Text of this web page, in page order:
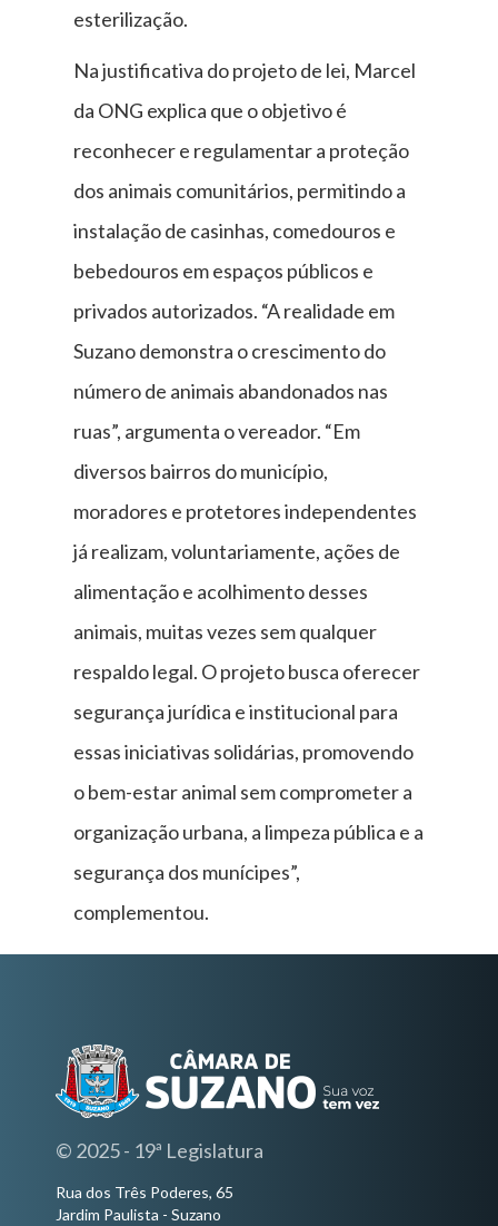
esterilização.
Na justificativa do projeto de lei, Marcel
da ONG explica que o objetivo é
reconhecer e regulamentar a proteção
dos animais comunitários, permitindo a
instalação de casinhas, comedouros e
bebedouros em espaços públicos e
privados autorizados. “A realidade em
Suzano demonstra o crescimento do
número de animais abandonados nas
ruas”, argumenta o vereador. “Em
diversos bairros do município,
moradores e protetores independentes
já realizam, voluntariamente, ações de
alimentação e acolhimento desses
animais, muitas vezes sem qualquer
respaldo legal. O projeto busca oferecer
segurança jurídica e institucional para
essas iniciativas solidárias, promovendo
o bem-estar animal sem comprometer a
organização urbana, a limpeza pública e a
segurança dos munícipes”,
complementou.
© 2025 - 19ª Legislatura
Rua dos Três Poderes, 65
Jardim Paulista - Suzano